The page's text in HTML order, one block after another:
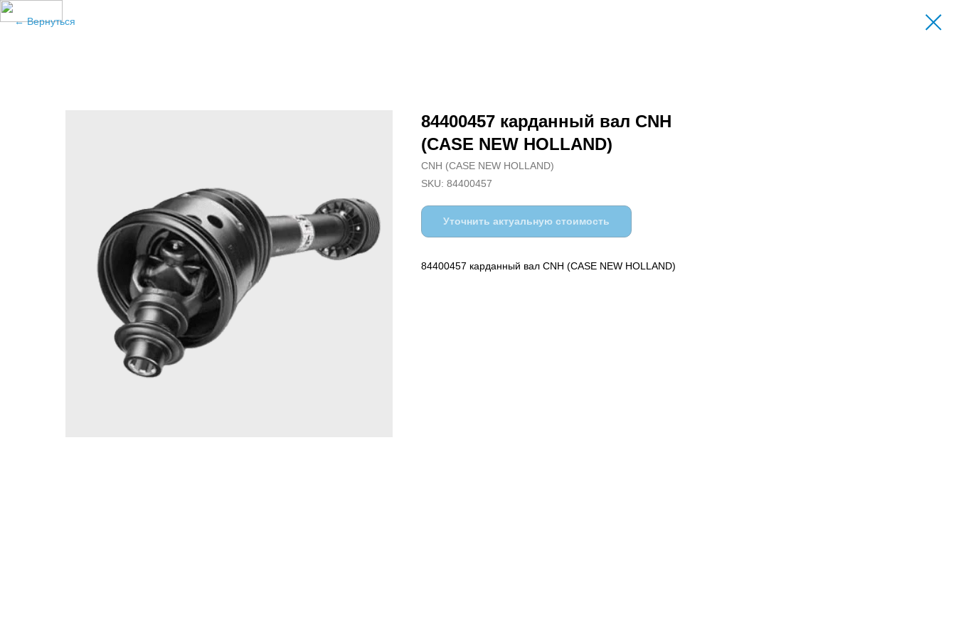
Вернуться
84400457 карданный вал CNH
(CASE NEW HOLLAND)
CNH (CASE NEW HOLLAND)
SKU: 84400457
Уточнить актуальную стоимость
84400457 карданный вал CNH (CASE NEW HOLLAND)